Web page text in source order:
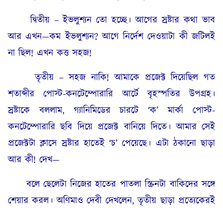
দ্বিতীয় – ইভলুশ্যন তো হচ্ছে। আগের স্রষ্টার কথা ভাব
আর এখন—কম ইভলুশ্যন? আগে নির্দেশ দেওয়াটা কী জটিলই
না ছিল! এখন কত্ত সহজ!
তৃতীয় – সহজ নাকি! আমাকে প্রজেক্ট দিয়েছিল গত
শতাব্দীর পোস্ট-কনটেম্পোরারি আর্টে বৃহস্পতির উপগ্রহ।
স্রষ্টাকে বললাম, গ্যানিমিডের চারটে ‘ক’ মার্কা পোস্ট-
কনটেম্পোরারি ছবি দিয়ে প্রজেক্ট বানিয়ে দিতে। আমার সেই
প্রজেক্টটা ক্লাসে স্রষ্টার হাতেই ‘চ’ পেয়েছে। এটা ঠকানো ছাড়া
আর কী! দেখ—
বলে ছেলেটা নিজের হাতের পাতলা স্ক্রিনটা বাকিদের সঙ্গে
শেয়ার করল। অণিমাও দেবী দেখলেন, তৃতীয় ছাড়া প্রত্যেকেরই